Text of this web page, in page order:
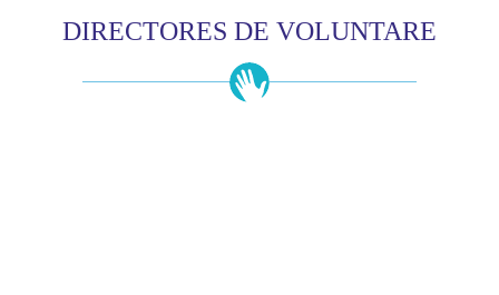
DIRECTORES DE VOLUNTARE